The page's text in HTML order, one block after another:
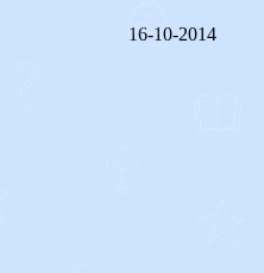
16-10-2014